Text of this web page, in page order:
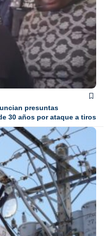
presuntas
30 años por ataque a tiros